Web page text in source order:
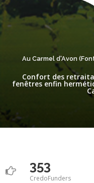
Au Carmel d'Avon
Confort des
fenêtres enfin
353
CredoFunders